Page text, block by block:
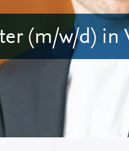
(m/w/d) in
Jobs